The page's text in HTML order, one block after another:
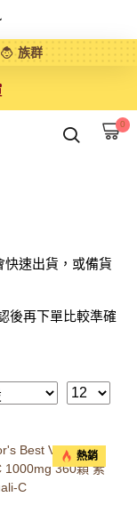
族群
0
速出貨，或備貨
後再下單比較準確
熱銷